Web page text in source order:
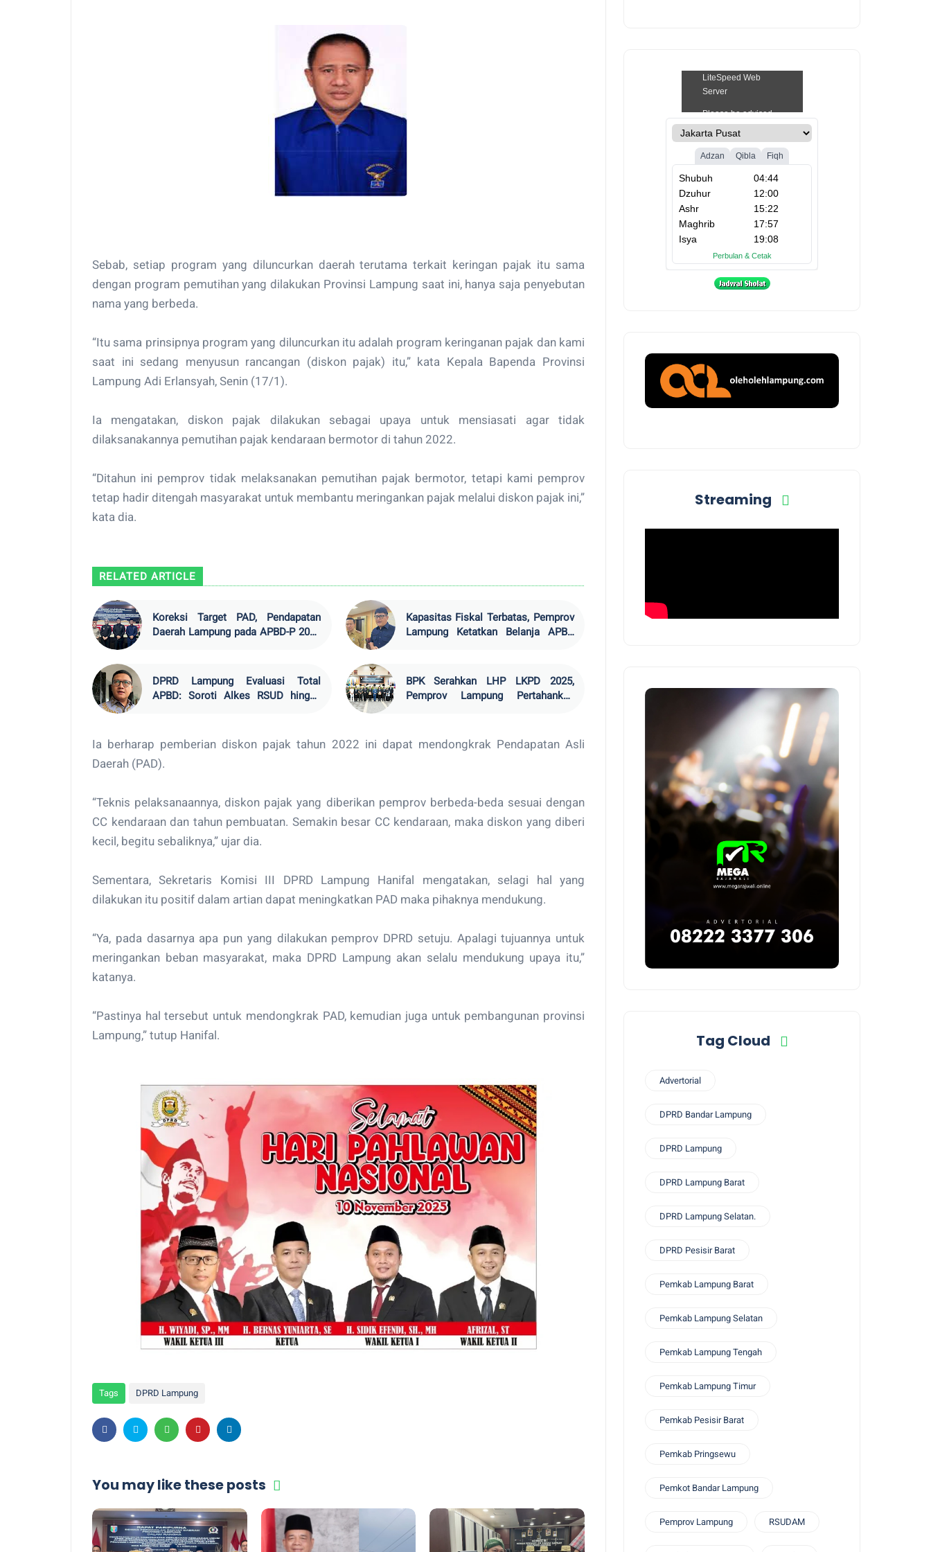
Sebab, setiap program yang diluncurkan daerah terutama terkait keringan pajak itu sama
dengan program pemutihan yang dilakukan Provinsi Lampung saat ini, hanya saja penyebutan
nama yang berbeda.
“Itu sama prinsipnya program yang diluncurkan itu adalah program keringanan pajak dan kami
saat ini sedang menyusun rancangan (diskon pajak) itu,” kata Kepala Bapenda Provinsi
Lampung Adi Erlansyah, Senin (17/1).
Ia mengatakan, diskon pajak dilakukan sebagai upaya untuk mensiasati agar tidak
dilaksanakannya pemutihan pajak kendaraan bermotor di tahun 2022.
“Ditahun ini pemprov tidak melaksanakan pemutihan pajak bermotor, tetapi kami pemprov
tetap hadir ditengah masyarakat untuk membantu meringankan pajak melalui diskon pajak ini,”
kata dia.
RELATED ARTICLE
Koreksi Target PAD, Pendapatan
Daerah Lampung pada APBD-P 2026
Kapasitas Fiskal Terbatas, Pemprov
Lampung Ketatkan Belanja APBD
DPRD Lampung Evaluasi Total
APBD: Soroti Alkes RSUD hingga
BPK Serahkan LHP LKPD 2025,
Pemprov Lampung Pertahankan
Ia berharap pemberian diskon pajak tahun 2022 ini dapat mendongkrak Pendapatan Asli
Daerah (PAD).
“Teknis pelaksanaannya, diskon pajak yang diberikan pemprov berbeda-beda sesuai dengan
CC kendaraan dan tahun pembuatan. Semakin besar CC kendaraan, maka diskon yang diberi
kecil, begitu sebaliknya,” ujar dia.
Sementara, Sekretaris Komisi III DPRD Lampung Hanifal mengatakan, selagi hal yang
dilakukan itu positif dalam artian dapat meningkatkan PAD maka pihaknya mendukung.
“Ya, pada dasarnya apa pun yang dilakukan pemprov DPRD setuju. Apalagi tujuannya untuk
meringankan beban masyarakat, maka DPRD Lampung akan selalu mendukung upaya itu,”
katanya.
“Pastinya hal tersebut untuk mendongkrak PAD, kemudian juga untuk pembangunan provinsi
Lampung,” tutup Hanifal.
Tags DPRD Lampung
You may like these posts
Streaming
Tag Cloud
Advertorial
DPRD Bandar Lampung
DPRD Lampung
DPRD Lampung Barat
DPRD Lampung Selatan.
DPRD Pesisir Barat
Pemkab Lampung Barat
Pemkab Lampung Selatan
Pemkab Lampung Tengah
Pemkab Lampung Timur
Pemkab Pesisir Barat
Pemkab Pringsewu
Pemkot Bandar Lampung
Pemprov Lampung RSUDAM